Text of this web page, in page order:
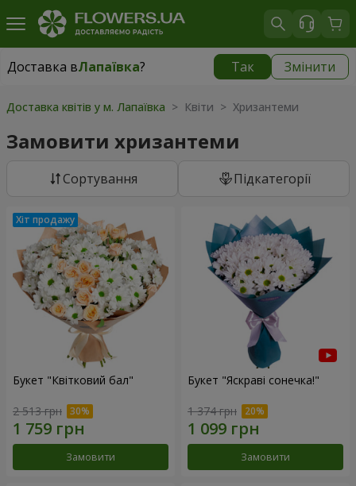
Доставка вЛапаївка? Так Змінити
Доставка вЛапаївка|
Доставка квітів у м. Лапаївка > Квіти > Хризантеми
Замовити хризантеми
Сортування Підкатегорії
Букет "Квітковий бал"
2 513 грн
Замовити
Букет "Яскраві сонечка!"
1 374 грн
Замовити